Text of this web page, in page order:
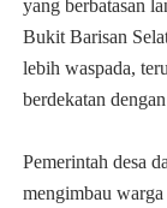
yang berbatasan
Bukit Barisan
lebih waspada,
berdekatan
Pemerintah desa
mengimbau